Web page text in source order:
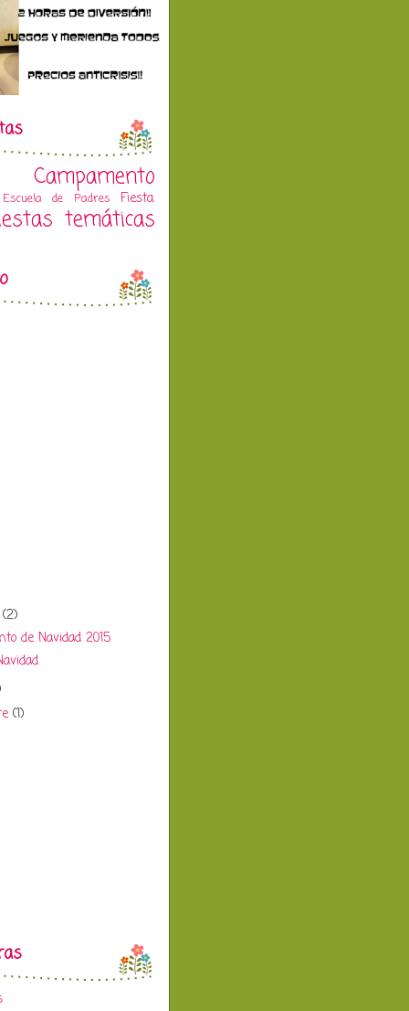
Campamento
Escuela de Padres Fiesta.
temáticas
(2)
de Navidad 2015
(1)